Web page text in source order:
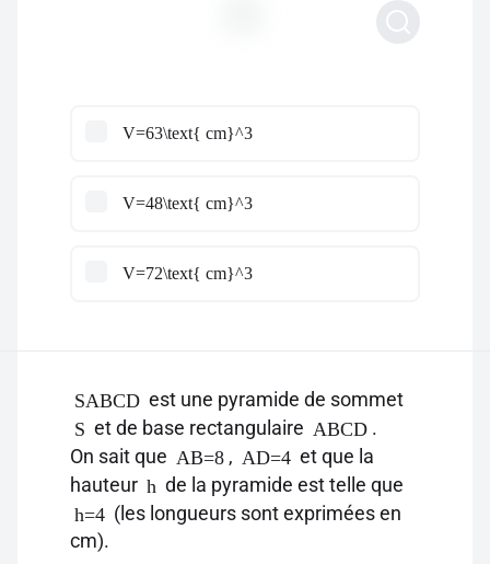
V=63\text{ cm}^3
V=48\text{ cm}^3
V=72\text{ cm}^3
SABCD est une pyramide de sommet
S et de base rectangulaire ABCD .
On sait que AB=8 , AD=4 et que la
hauteur h de la pyramide est telle que
h=4 (les longueurs sont exprimées en
cm).